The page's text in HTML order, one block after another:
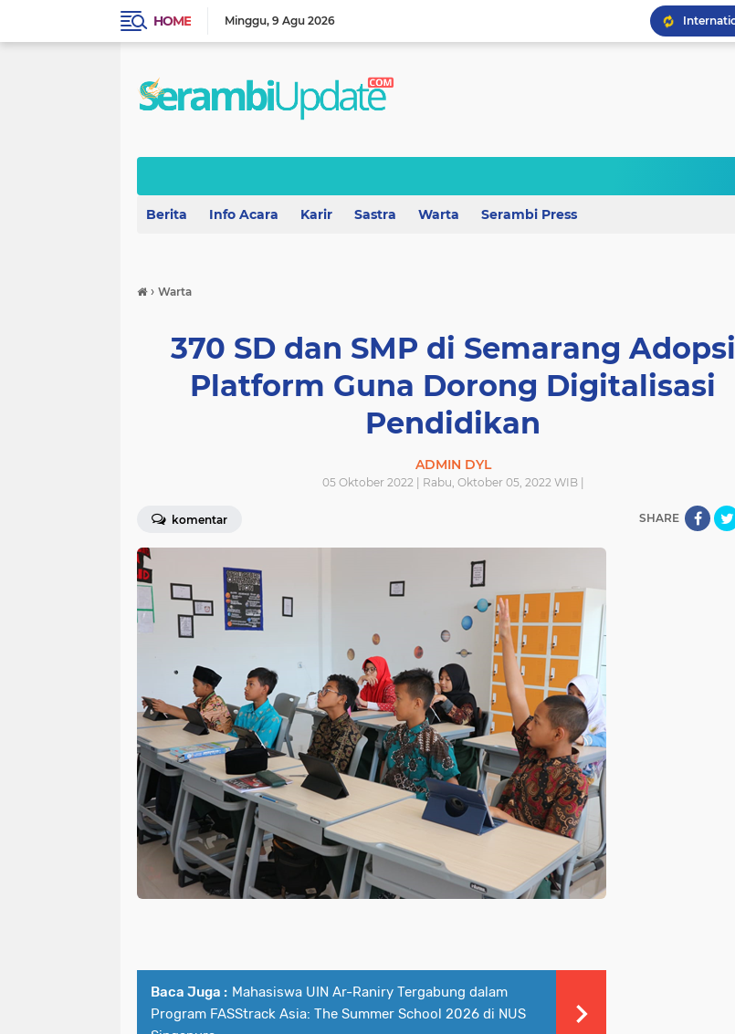
HOME Minggu 9 Agu 2026
Berita Info Acara Karir Sastra Warta Serambi Press
› Warta
370 SD dan SMP di Semarang Adopsi
Platform Guna Dorong Digitalisasi
Pendidikan
ADMIN DYL
05 Oktober 2022 | Rabu, Oktober 05, 2022 WIB |
komentar SHARE
Baca Juga : Mahasiswa UIN Ar-Raniry Tergabung dalam
Program FASStrack Asia: The Summer School 2026 di NUS